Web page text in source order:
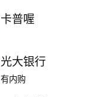
卡普喔
光大银行
有内购